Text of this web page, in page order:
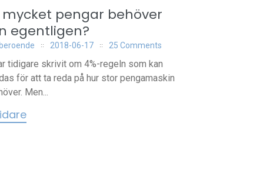
mycket pengar behöver
egentligen?
2018-06-17 25 Comments
tidigare skrivit om 4%-regeln som kan
för att ta reda på hur stor pengamaskin
Men...